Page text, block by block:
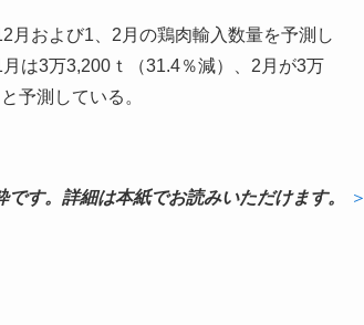
および1、2月の鶏肉輸入数量を予測し
は3万3,200ｔ（31.4％減）、2月が3万
予測している。
す。詳細は本紙でお読みいただけます。
＞